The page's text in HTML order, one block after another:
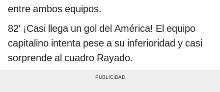
entre ambos equipos.
82′ ¡Casi llega un gol del América! El equipo
capitalino intenta pese a su inferioridad y casi
sorprende al cuadro Rayado.